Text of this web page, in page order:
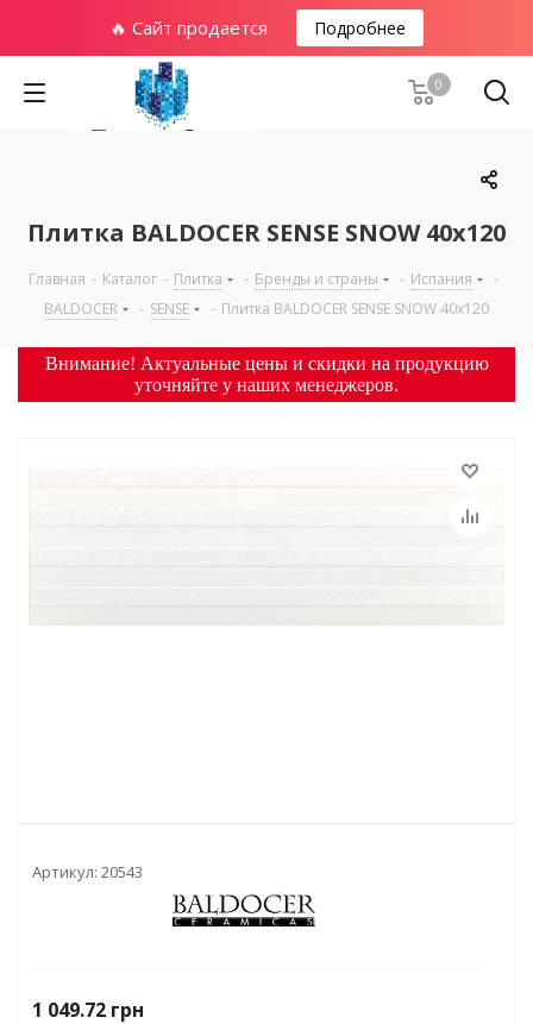
🔥 Сайт продается Подробнее
0
Плитка BALDOCER SENSE SNOW 40х120
Главная - Каталог - Плитка - Бренды и страны - Испания
-
BALDOCER
- SENSE - Плитка BALDOCER SENSE SNOW 40х120
Внимание! Актуальные цены и скидки на продукцию
уточняйте у наших менеджеров.
Артикул: 20543
1 049.72 грн